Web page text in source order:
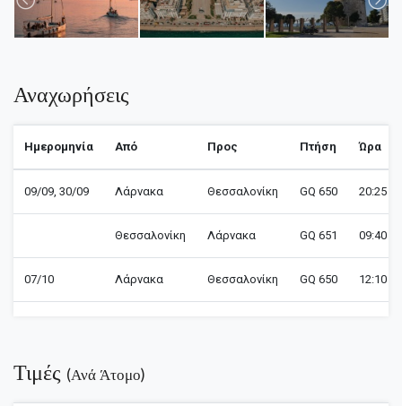
Αναχωρήσεις
Ημερομηνία Από Προς Πτήση Ώρα
09/09, 30/09 Λάρνακα Θεσσαλονίκη GQ 650 20:25 -
Θεσσαλονίκη Λάρνακα GQ 651 09:40 -
07/10 Λάρνακα Θεσσαλονίκη GQ 650 12:10 -
Τιμές (ανά Άτομο)